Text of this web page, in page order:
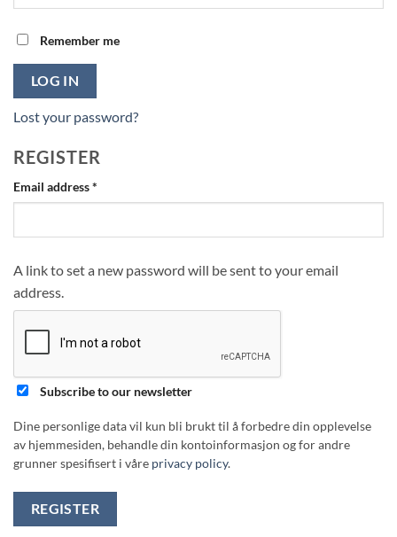
Remember me
LOG IN
Lost your password?
REGISTER
Email address*
A link to set a new password will be sent to your email
address.
Subscribe to our newsletter
Dine personlige data vil kun bli brukt til å forbedre din opplevelse
av hjemmesiden, behandle din kontoinformasjon og for andre
grunner spesifisert i våre privacy policy.
REGISTER